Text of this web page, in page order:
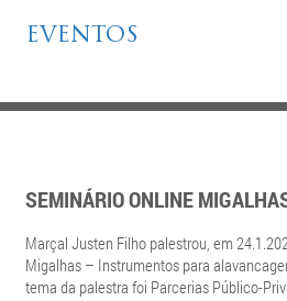
EVENTOS
SEMINÁRIO ONLINE
Marçal Justen Filho palestrou, em
Migalhas – Instrumentos para
tema da palestra foi Parcerias Público-